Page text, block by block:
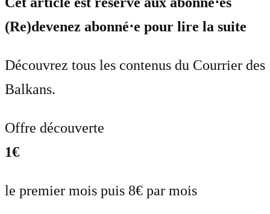
(Re)devenez abonné⋅e pour lire la suite
Découvrez tous les contenus du Courrier des
Balkans.
Offre découverte
1€
le premier mois puis 8€ par mois